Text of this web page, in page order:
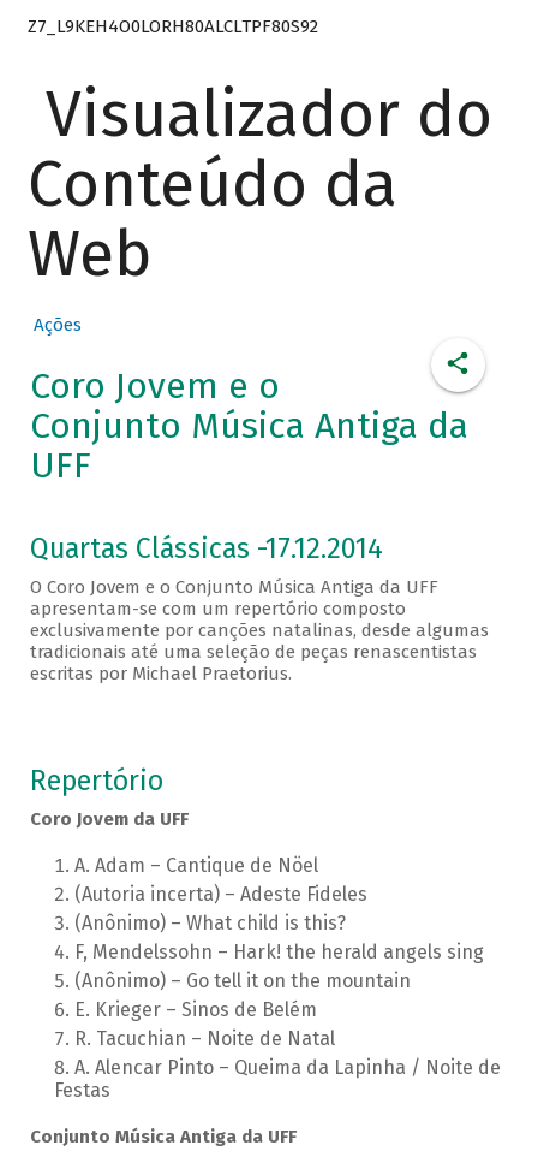
Z7_L9KEH4O0LORH80ALCLTPF80S92
Visualizador do
Conteúdo da
Web
Ações
Coro Jovem e o
Conjunto Música Antiga da
UFF
Quartas Clássicas -17.12.2014
O Coro Jovem e o Conjunto Música Antiga da UFF
apresentam-se com um repertório composto
exclusivamente por canções natalinas, desde algumas
tradicionais até uma seleção de peças renascentistas
escritas por Michael Praetorius.
Repertório
Coro Jovem da UFF
A. Adam – Cantique de Nöel
(Autoria incerta) – Adeste Fideles
(Anônimo) – What child is this?
F, Mendelssohn – Hark! the herald angels sing
(Anônimo) – Go tell it on the mountain
E. Krieger – Sinos de Belém
R. Tacuchian – Noite de Natal
A. Alencar Pinto – Queima da Lapinha / Noite de
Festas
Conjunto Música Antiga da UFF